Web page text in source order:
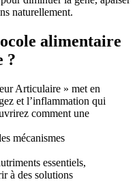
naturellement.
alimentaire
?
Articulaire » met en
et l’inflammation qui
comment une
mécanismes
essentiels,
à des solutions